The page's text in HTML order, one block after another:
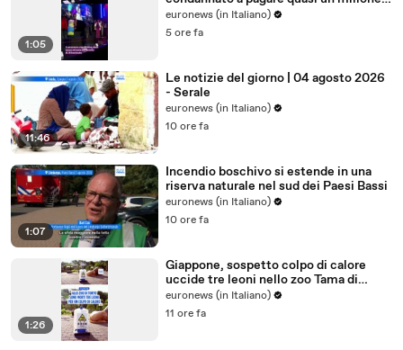
1:05
di sterline alle amiche
euronews (in Italiano)
5 ore fa
11:46
Le notizie del giorno | 04 agosto 2026
- Serale
euronews (in Italiano)
10 ore fa
1:07
Incendio boschivo si estende in una
riserva naturale nel sud dei Paesi Bassi
euronews (in Italiano)
10 ore fa
1:26
Giappone, sospetto colpo di calore
uccide tre leoni nello zoo Tama di
Tokyo
euronews (in Italiano)
11 ore fa